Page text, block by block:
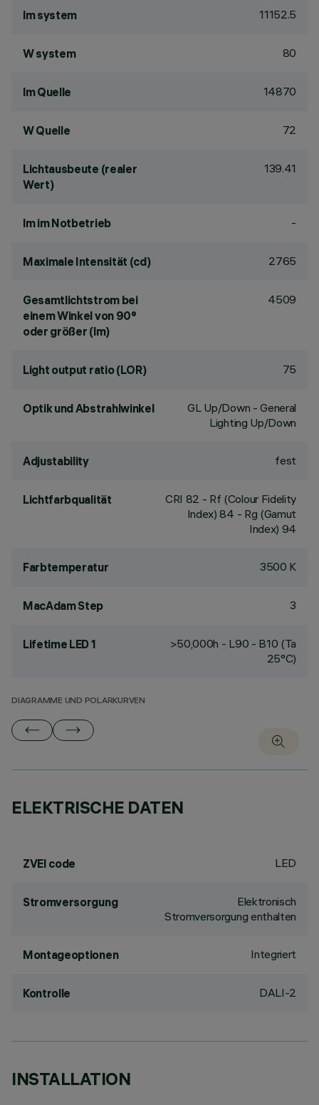
lm system 11152.5
W system 80
lm Quelle 14870
W Quelle 72
Lichtausbeute (realer
Wert)
139.41
lm im Notbetrieb -
Maximale Intensität (cd) 2765
Gesamtlichtstrom bei
einem Winkel von 90°
oder größer (lm)
4509
Light output ratio (LOR) 75
Optik und Abstrahlwinkel
GL Up/Down - General
Lighting Up/Down
Adjustability fest
Lichtfarbqualität CRI 82 - Rf (Colour Fidelity
Index) 84 - Rg (Gamut
Index) 94
Farbtemperatur 3500 K
MacAdam Step 3
Lifetime LED 1
>50,000h - L90 - B10 (Ta
25°C)
DIAGRAMME UND POLARKURVEN
ELEKTRISCHE DATEN
ZVEI code LED
Stromversorgung
Elektronisch
Stromversorgung enthalten
Montageoptionen Integriert
Kontrolle DALI-2
INSTALLATION